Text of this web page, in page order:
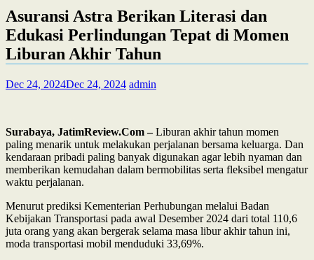
Asuransi Astra Berikan Literasi dan
Edukasi Perlindungan Tepat di Momen
Liburan Akhir Tahun
Dec 24, 2024Dec 24, 2024 admin
Surabaya, JatimReview.Com –Liburan akhir tahun momen
paling menarik untuk melakukan perjalanan bersama keluarga. Dan
kendaraan pribadi paling banyak digunakan agar lebih nyaman dan
memberikan kemudahan dalam bermobilitas serta fleksibel mengatur
waktu perjalanan.
Menurut prediksi Kementerian Perhubungan melalui Badan
Kebijakan Transportasi pada awal Desember 2024 dari total 110,6
juta orang yang akan bergerak selama masa libur akhir tahun ini,
moda transportasi mobil menduduki 33,69%.